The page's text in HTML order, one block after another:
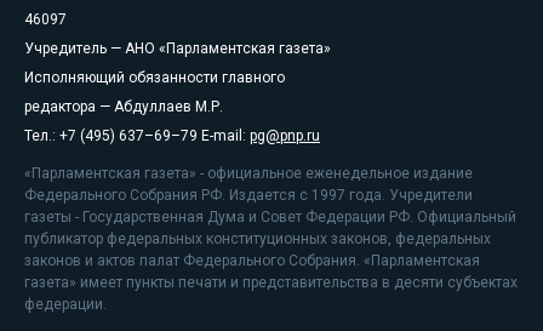
46097
Учредитель — АНО «Парламентская газета»
Исполняющий обязанности главного
редактора — Абдуллаев М.Р.
Тел.: +7 (495) 637–69–79 E-mail: pg@pnp.ru
«Парламентская газета» - официальное еженедельное издание
Федерального Собрания РФ. Издается с 1997 года. Учредители
газеты - Государственная Дума и Совет Федерации РФ. Официальный
публикатор федеральных конституционных законов, федеральных
законов и актов палат Федерального Собрания. «Парламентская
газета» имеет пункты печати и представительства в десяти субъектах
федерации.